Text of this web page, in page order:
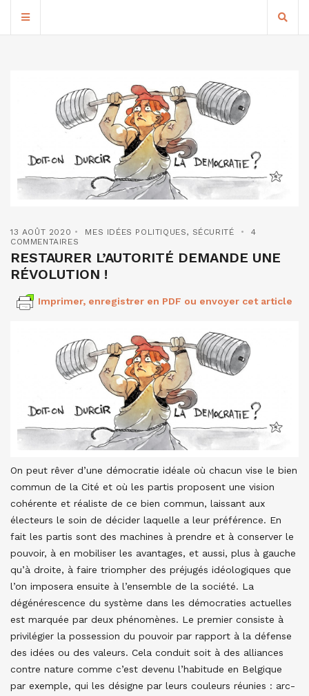
13 AOÛT 2020 MES IDÉES POLITIQUES, SÉCURITÉ
4
COMMENTAIRES
RESTAURER L’AUTORITÉ DEMANDE UNE
RÉVOLUTION !
Imprimer, enregistrer en PDF ou envoyer cet article
On peut rêver d’une démocratie idéale où chacun vise le bien
commun de la Cité et où les partis proposent une vision
cohérente et réaliste de ce bien commun, laissant aux
électeurs le soin de décider laquelle a leur préférence. En
fait les partis sont des machines à prendre et à conserver le
pouvoir, à en mobiliser les avantages, et aussi, plus à gauche
qu’à droite, à faire triompher des préjugés idéologiques que
l’on imposera ensuite à l’ensemble de la société. La
dégénérescence du système dans les démocraties actuelles
est marquée par deux phénomènes. Le premier consiste à
privilégier la possession du pouvoir par rapport à la défense
des idées ou des valeurs. Cela conduit soit à des alliances
contre nature comme c’est devenu l’habitude en Belgique
par exemple, qui les désigne par leurs couleurs réunies : arc-